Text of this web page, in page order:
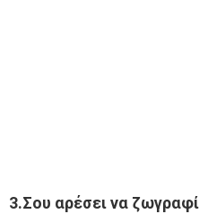
3.Σου αρέσει να